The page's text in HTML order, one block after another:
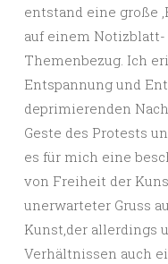
entstand eine große
auf einem
Themenbezug. Ich
Entspannung und
deprimierenden
Geste des Protests
es für mich eine
von Freiheit der
unerwarteter Gruss
Kunst,der allerdings
Verhältnissen auch